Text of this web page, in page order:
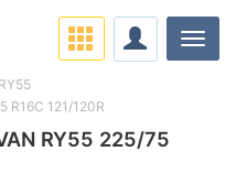
RY55 225/75
R16C 121/120R